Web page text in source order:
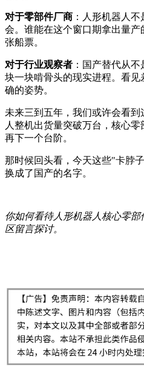
对于零部件厂商 ：人形机器人
会。谁能在这个窗口期拿出量
张船票。
对于行业观察者 ：国产替代从
块一块啃骨头的现实进程。看
确的姿势。
未来三到五年，我们或许会看
人整机出货量突破万台，核心
再下一个台阶。
那时候回头看，今天这些"卡脖
换成了国产的名字。
你如何看待人形机器人核心零
区留言探讨。